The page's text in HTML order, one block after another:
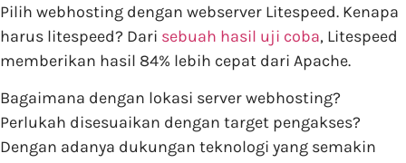
Pilih webhosting dengan webserver Litespeed. Kenapa
harus litespeed? Dari sebuah hasil uji coba, Litespeed
memberikan hasil 84% lebih cepat dari Apache.
Bagaimana dengan lokasi server webhosting?
Perlukah disesuaikan dengan target pengakses?
Dengan adanya dukungan teknologi yang semakin